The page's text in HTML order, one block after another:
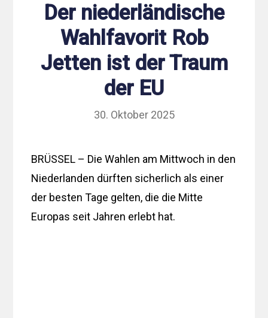
Der niederländische
Wahlfavorit Rob
Jetten ist der Traum
der EU
30. Oktober 2025
BRÜSSEL – Die Wahlen am Mittwoch in den
Niederlanden dürften sicherlich als einer
der besten Tage gelten, die die Mitte
Europas seit Jahren erlebt hat.